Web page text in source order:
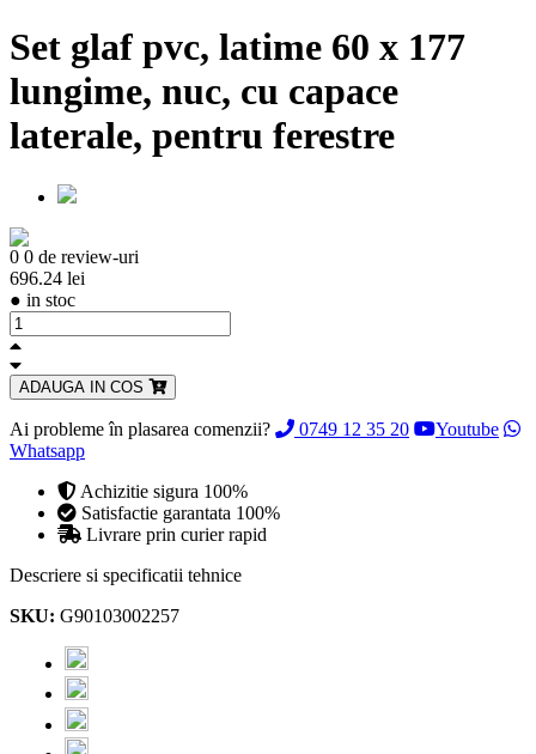
Set glaf pvc, latime 60 x 177
lungime, nuc, cu capace
laterale, pentru ferestre
0 0 de review-uri
696.24 lei
● in stoc
ADAUGA IN COS
Ai probleme în plasarea comenzii? 0749 12 35 20
Youtube
Whatsapp
Achizitie sigura 100%
Satisfactie garantata 100%
Livrare prin curier rapid
Descriere si specificatii tehnice
SKU: G90103002257